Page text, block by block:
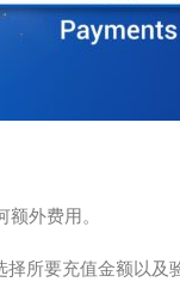
外费用。
所要充值金额以及